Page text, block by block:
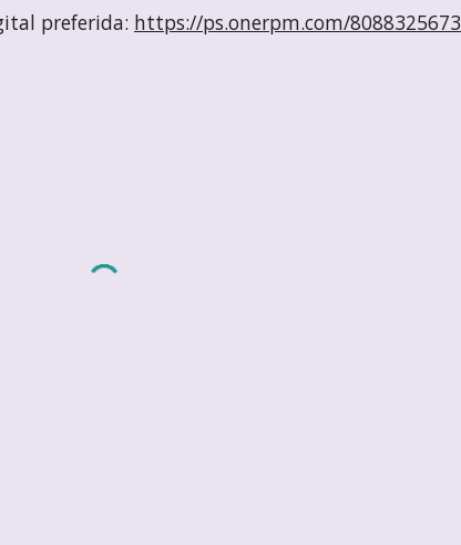
l preferida: https://ps.onerpm.com/8088325673